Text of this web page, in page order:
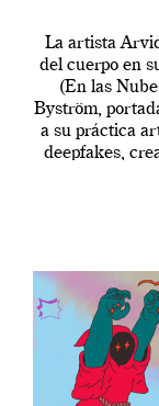
La artista
del cuerpo en
(En las
Byström,
a su práctica
deepfakes,